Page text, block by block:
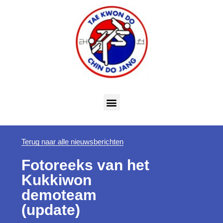
Terug naar alle nieuwsberichten
Fotoreeks van het
Kukkiwon
demoteam
(update)